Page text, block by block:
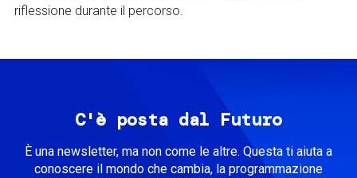
riflessione durante il percorso.
C'è posta dal Futuro
È una newsletter, ma non come le altre. Questa ti aiuta a
conoscere il mondo che cambia, la programmazione